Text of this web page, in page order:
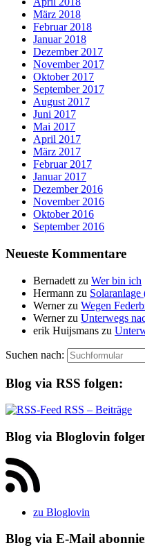
März 2018
Februar 2018
Januar 2018
Dezember 2017
November 2017
Oktober 2017
September 2017
August 2017
Juni 2017
Mai 2017
April 2017
März 2017
Februar 2017
Januar 2017
Dezember 2016
November 2016
Oktober 2016
September 2016
Neueste Kommentare
Bernadett zu Wer bin ich
Hermann zu
Wernerzu Wegen
Wernerzu Unterwegs
erik Huijsmans zu
Suchen nach:
Blog via RSS folgen:
RSS – Beiträge
Blog via Bloglovin
zu Bloglovin
Blog via E-Mail